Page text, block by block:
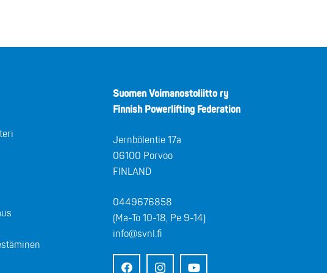
Suomen Voimanostoliitto ry
Finnish Powerlifting Federation
Jernbölentie 17a
06100 Porvoo
FINLAND
0449676858
(Ma-To 10-18, Pe 9-14)
info@svnl.fi